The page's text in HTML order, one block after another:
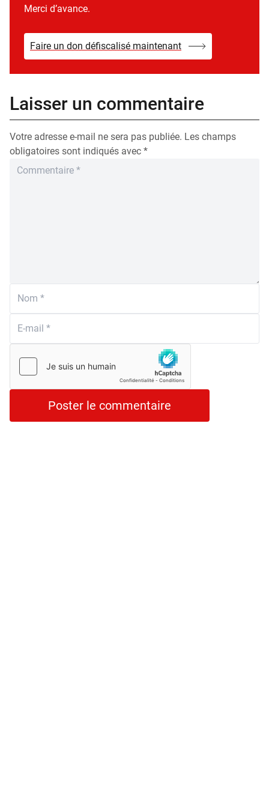
Merci d’avance.
Faire un don défiscalisé maintenant
Laisser un commentaire
Votre adresse e-mail ne sera pas publiée. Les champs
obligatoires sont indiqués avec *